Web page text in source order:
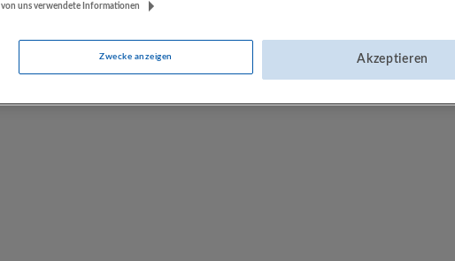
Werbung und Marktforschung
von uns verwendete Informationen
Zwecke anzeigen Akzeptieren